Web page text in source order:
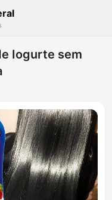
Iogurte sem